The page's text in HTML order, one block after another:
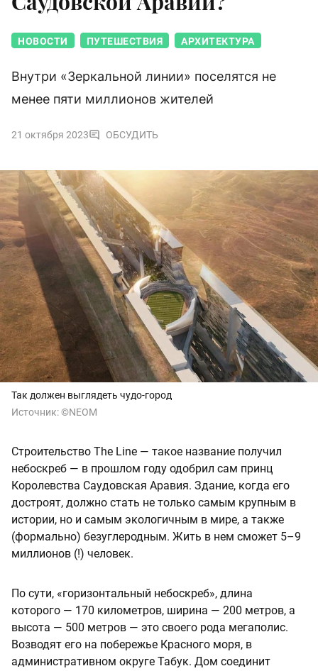
НОВОСТИ ПУТЕШЕСТВИЯ АРХИТЕКТУРА
Внутри «Зеркальной линии» поселятся не
менее пяти миллионов жителей
21 октября 2023 ОБСУДИТЬ
Так должен выглядеть чудо-город
Источник:©NEOM
Строительство The Line — такое название получил
небоскреб — в прошлом году одобрил сам принц
Королевства Саудовская Аравия. Здание, когда его
достроят, должно стать не только самым крупным в
истории, но и самым экологичным в мире, а также
(формально) безуглеродным. Жить в нем сможет 5–9
миллионов (!) человек.
По сути, «горизонтальный небоскреб», длина
которого — 170 километров, ширина — 200 метров, а
высота — 500 метров — это своего рода мегаполис.
Возводят его на побережье Красного моря, в
административном округе Табук. Дом соединит